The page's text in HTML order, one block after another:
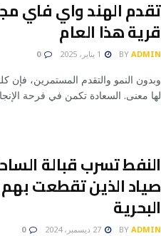
قرية هذا العام
BY ADMIN
0
وبدون النمو والتقدم المستمرين، فإن
لها معنى. السعادة تكمن في فرحة
النفط تسرب قبالة
صياد الذين تقطعت بهم
البحرية
BY ADMIN
0